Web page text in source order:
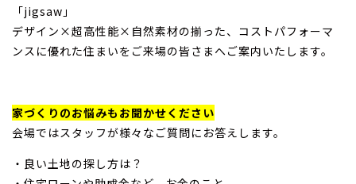
「jigsaw」
デザイン×超高性能×自然素材の揃った、コストパフォーマ
ンスに優れた住まいをご来場の皆さまへご案内いたします。
家づくりのお悩みもお聞かせください
会場ではスタッフが様々なご質問にお答えします。
・良い土地の探し方は？